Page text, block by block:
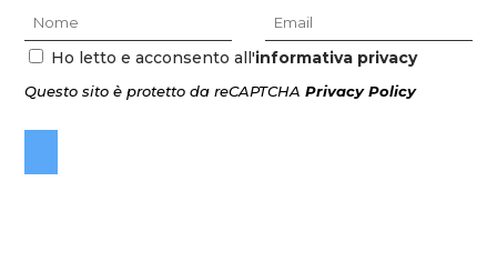
Ho letto e acconsento all'informativa privacy
Questo sito è protetto da reCAPTCHAPrivacy Policy